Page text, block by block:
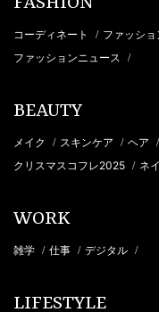
コーディネート / ファッシ
ファッションニュース /
BEAUTY
メイク / スキンケア / ヘア /
クリスマスコフレ2025 / ネ
WORK
雑学 / 仕事 / デジタル /
LIFESTYLE